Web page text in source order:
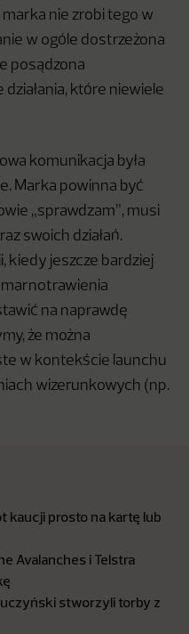
nie zrobi tego w
w ogóle dostrzeżona
posądzona
działania, które niewiele
komunikacja była
Marka powinna być
„sprawdzam”, musi
swoich działań.
kiedy jeszcze bardziej
na naprawdę
że można
w kontekście launchu
wizerunkowych (np.
kaucji prosto na kartę lub
Avalanches i Telstra
stworzyli torby z